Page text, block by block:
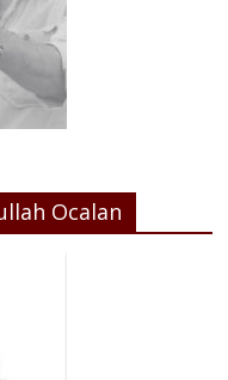
Ocalan